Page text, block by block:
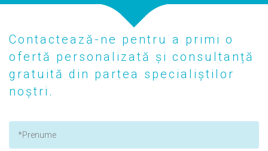
Contactează-ne pentru a primi o
ofertă personalizată și consultanță
gratuită din partea specialiștilor
noștri.